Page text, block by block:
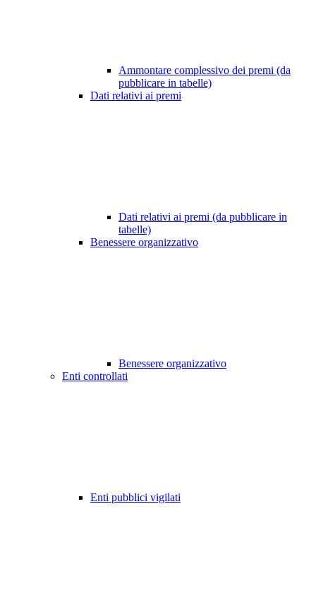
Ammontare complessivo dei premi (da
pubblicare in tabelle)
Dati relativi ai premi
Dati relativi ai premi (da pubblicare in
tabelle)
Benessere organizzativo
Benessere organizzativo
Enti controllati
Enti pubblici vigilati